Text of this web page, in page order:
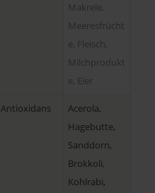
Makrele,
Meeresfrücht
e, Fleisch,
Milchprodukt
e, Eier
Antioxidans
Acerola,
Hagebutte,
Sanddorn,
Brokkoli,
Kohlrabi,